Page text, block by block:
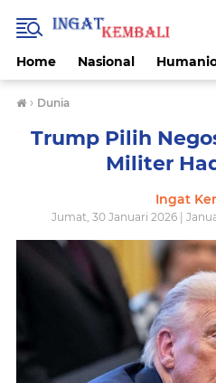
Home Nasional
› Dunia
Trump Pilih
Militer
Ingat
Jumat, 30 Januari 2026 |